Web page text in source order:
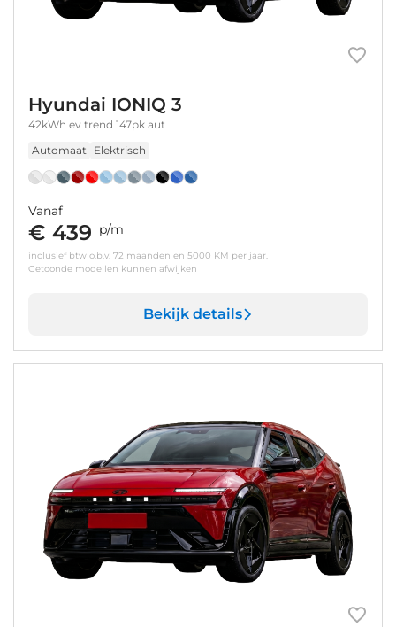
Hyundai IONIQ 3
42kWh ev trend 147pk aut
Automaat
Elektrisch
Vanaf
€ 439 p/m
inclusief btw o.b.v. 72 maanden en 5000 KM per jaar.
Getoonde modellen kunnen afwijken
Bekijk details